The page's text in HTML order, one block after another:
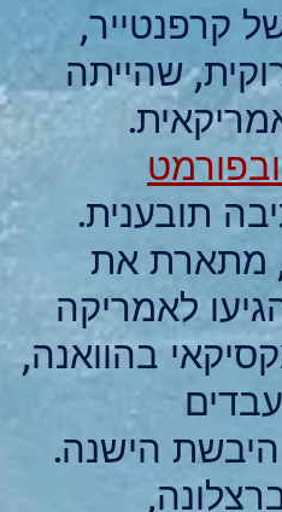
קרפנטייר,
שהייתה
תובענית.
שמתרחשת במחצית הראשונה של המאה ה-18, מתארת את
לאמריקה
בהוואנה,
היבשת הישנה.